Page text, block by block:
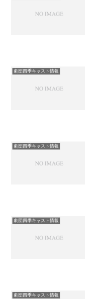
劇団四季キャスト情報
劇団四季キャスト情報
劇団四季キャスト情報
劇団四季キャスト情報